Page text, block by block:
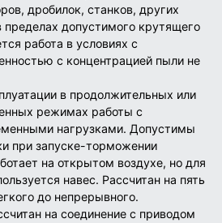
дробилок, станков, других
допустимого крутящего
работа в условиях с
с концентрацией пыли не
в продолжительных или
режимах работы с
нагрузками. Допустимы
при запуске-торможении
на открытом воздухе, но для
навес. Рассчитан на пять
до непрерывного.
на соединение с приводом